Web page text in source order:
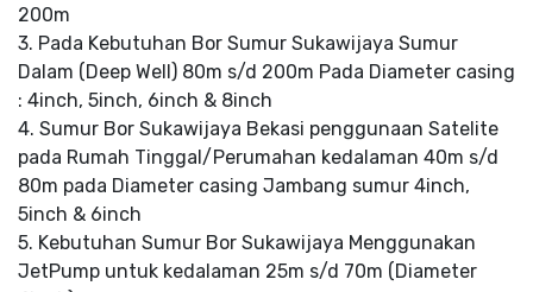
200m
3. Pada Kebutuhan Bor Sumur Sukawijaya Sumur
Dalam (Deep Well) 80m s/d 200m Pada Diameter casing
: 4inch, 5inch, 6inch & 8inch
4. Sumur Bor Sukawijaya Bekasi penggunaan Satelite
pada Rumah Tinggal/Perumahan kedalaman 40m s/d
80m pada Diameter casing Jambang sumur 4inch,
5inch & 6inch
5. Kebutuhan Sumur Bor Sukawijaya Menggunakan
JetPump untuk kedalaman 25m s/d 70m (Diameter